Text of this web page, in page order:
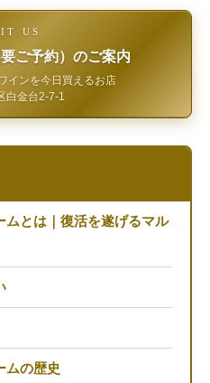
US
ご予約）のご案内
インを今日買えるお店
白金台2-7-1
ムとは｜復活を遂げるマル
ムの歴史